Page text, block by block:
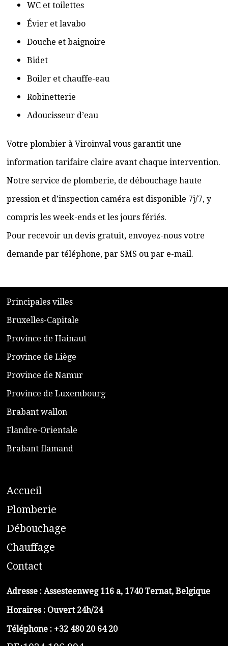
WC et toilettes
Évier et lavabo
Douche et baignoire
Bidet
Boiler et chauffe-eau
Robinetterie
Adoucisseur d’eau
Votre plombier à Viroinval vous garantit une
information tarifaire claire avant chaque intervention.
Notre service de plomberie, de débouchage haute
pression et d’inspection caméra est disponible 7j/7, y
compris les week-ends et les jours fériés.
Pour recevoir un devis gratuit, envoyez-nous votre
demande par téléphone, par SMS ou par e-mail.
​Principales villes
​Bruxelles-Capitale
​Province de Hainaut
Province de Liège
​Province de Namur
​Province de Luxembourg
​Brabant wallon
​Flandre-Orientale
​Brabant flamand
Accueil
​Plomberie
Débouchage
Chauffage
Contact
Adresse : Assesteenweg 116 a, 1740 Ternat, Belgique
Horaires : Ouvert 24h/24
Téléphone : +32 480 20 64 20